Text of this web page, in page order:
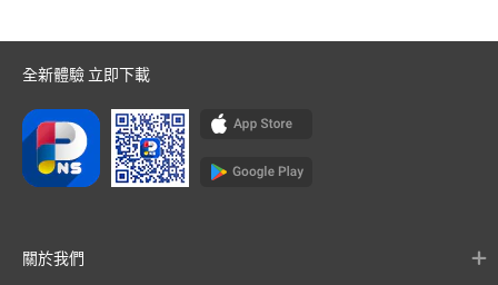
全新體驗 立即下載
關於我們